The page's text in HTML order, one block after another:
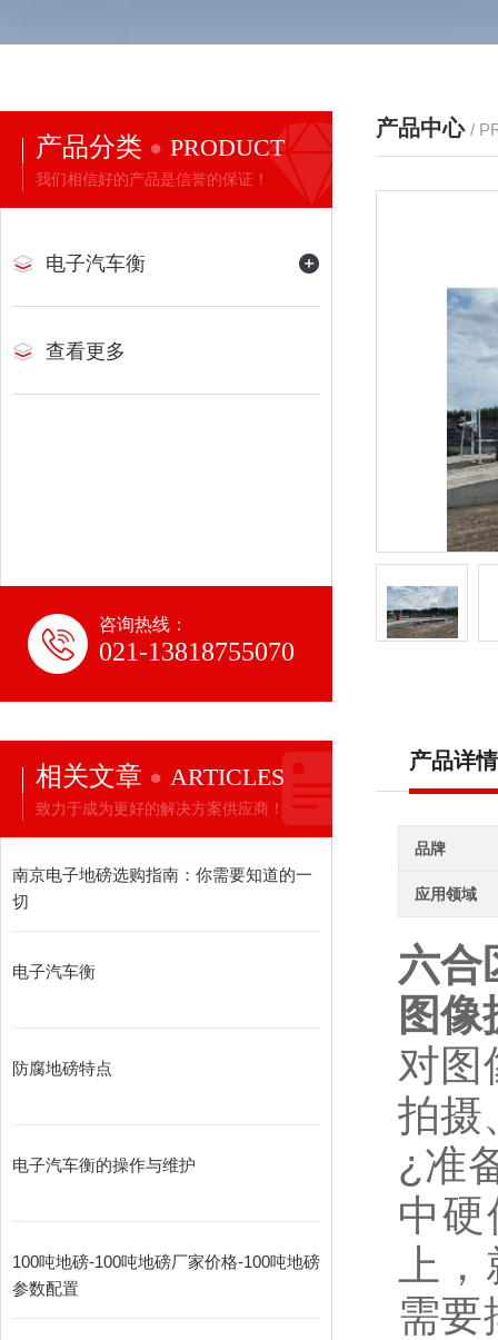
产品分类 PRODUCT
我们相信好的产品是信誉的保证！
电子汽车衡
查看更多
咨询热线：
021-13818755070
相关文章 ARTICLES
致力于成为更好的解决方案供应商！
南京电子地磅选购指南：你需要知道的一
切
电子汽车衡
防腐地磅特点
电子汽车衡的操作与维护
100吨地磅-100吨地磅厂家价格-100吨地磅
参数配置
产品中心 /
产品详情
品牌
应用领域
六合
图
对图
拍摄
¿准
中
上
需要